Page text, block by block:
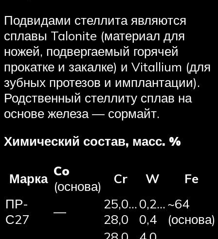
Подвидами стеллита являются
сплавы Talonite (материал для
ножей, подвергаемый горячей
прокатке и закалке) и Vitallium (для
зубных протезов и имплантации).
Родственный стеллиту сплав на
основе железа — сормайт.
Химический состав, масс. %
Марка Co
(основа)
Cr W
Fe
ПР-
С27
—
25,0…
28,0
0,2…
0,4
~64
(основа)